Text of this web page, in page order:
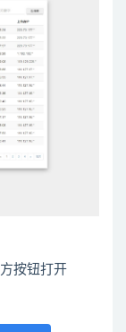
按钮打开